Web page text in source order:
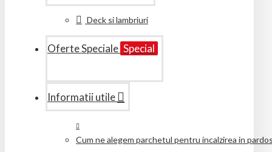
Deck si lambriuri
Oferte Speciale Special
Informatii utile
Cum ne alegem parchetul pentru incalzirea in